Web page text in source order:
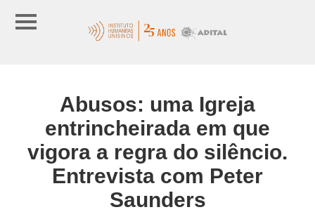
Abusos: uma Igreja
entrincheirada em que
vigora a regra do silêncio.
Entrevista com Peter
Saunders